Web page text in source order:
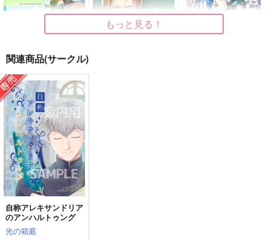
Journey into the Sto
ry
牛乳2L
944円（税込）
橘真琴×七瀬遙
サンプル
作品詳細
もっと見る！
関連商品(サークル)
自称アレキサンドリア
のアンハルトゥング
光の箱庭